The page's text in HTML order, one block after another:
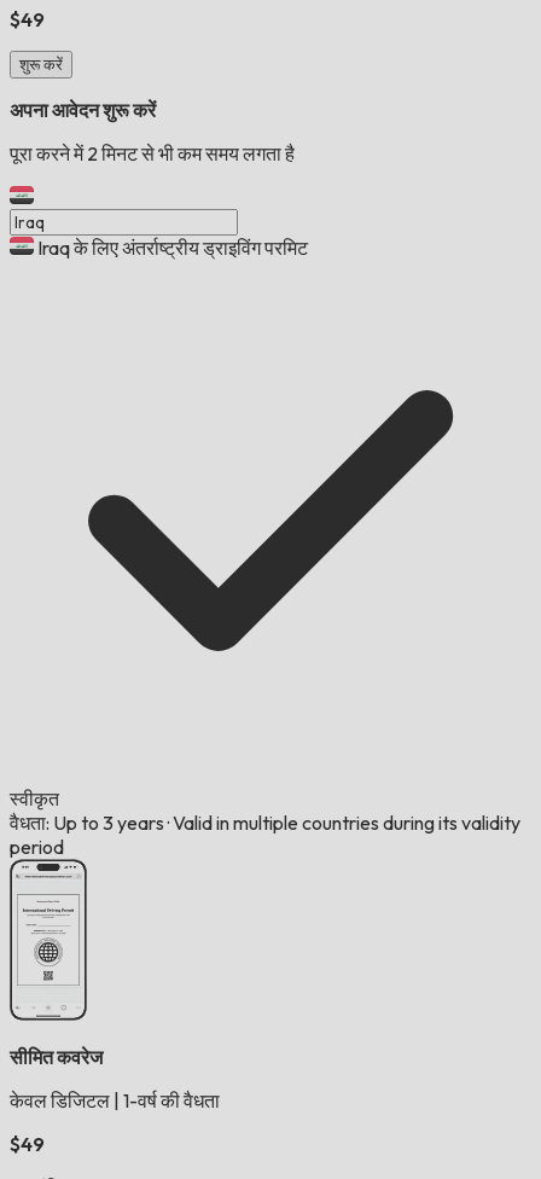
$49
शुरू करें
अपना आवेदन शुरू करें
पूरा करने में 2 मिनट से भी कम समय लगता है
Iraq के लिए अंतर्राष्ट्रीय ड्राइविंग परमिट
स्वीकृत
वैधता: Up to 3 years ·Valid in multiple countries during its validity
period
सीमित कवरेज
केवल डिजिटल 1-वर्ष की वैधता
$49